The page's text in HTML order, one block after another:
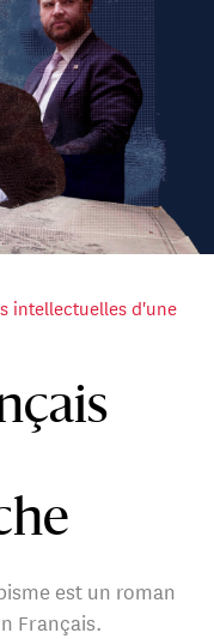
intellectuelles d'une
est un roman
Français.